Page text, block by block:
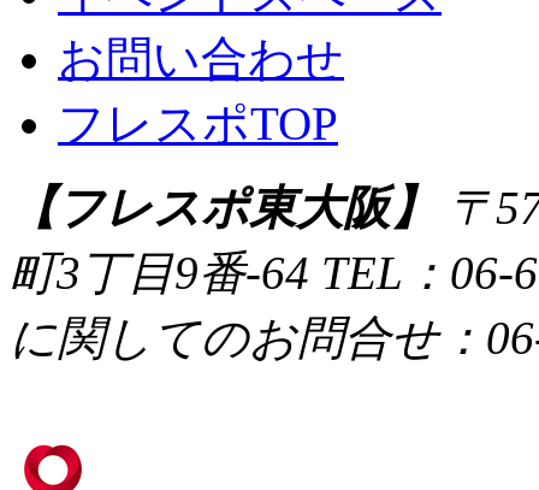
お問い合わせ
フレスポTOP
【フレスポ東大阪】
〒
町3丁目9番-64 TEL：06-
に関してのお問合せ：